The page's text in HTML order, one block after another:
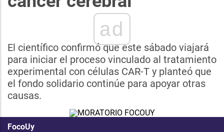
ad
El científico confirmó que este sábado viajará
para iniciar el proceso vinculado al tratamiento
experimental con células CAR-T y planteó que
el fondo solidario continúe para apoyar otras
causas.
FocoUy